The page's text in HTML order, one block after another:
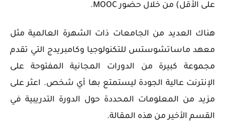
على الأقل) من خلال حضور MOOC.
هناك العديد من الجامعات ذات الشهرة العالمية مثل
معهد ماساتشوستس للتكنولوجيا وكامبريدج التي تقدم
مجموعة كبيرة من الدورات المجانية المفتوحة على
الإنترنت عالية الجودة ليستمتع بها أي شخص. اعثر على
مزيد من المعلومات المحددة حول الدورة التدريبية في
القسم الأخير من هذه المقالة.